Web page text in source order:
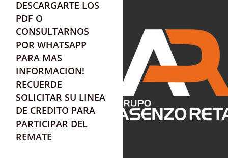
DESCARGARTE LOS
PDF O
CONSULTARNOS
POR WHATSAPP
PARA MAS
INFORMACION!
RECUERDE
SOLICITAR SU LINEA
DE CREDITO PARA
PARTICIPAR DEL
REMATE